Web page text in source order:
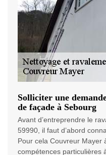
Solliciter une
de façade à Sebourg
Avant d’entreprendre le
59990, il faut d’abord
Pour cela Couvreur Mayer
compétences particulières